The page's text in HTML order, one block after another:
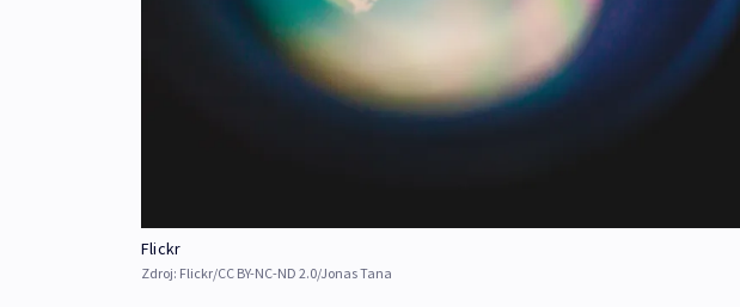
Flickr
Zdroj: Flickr/CC BY-NC-ND 2.0/Jonas Tana